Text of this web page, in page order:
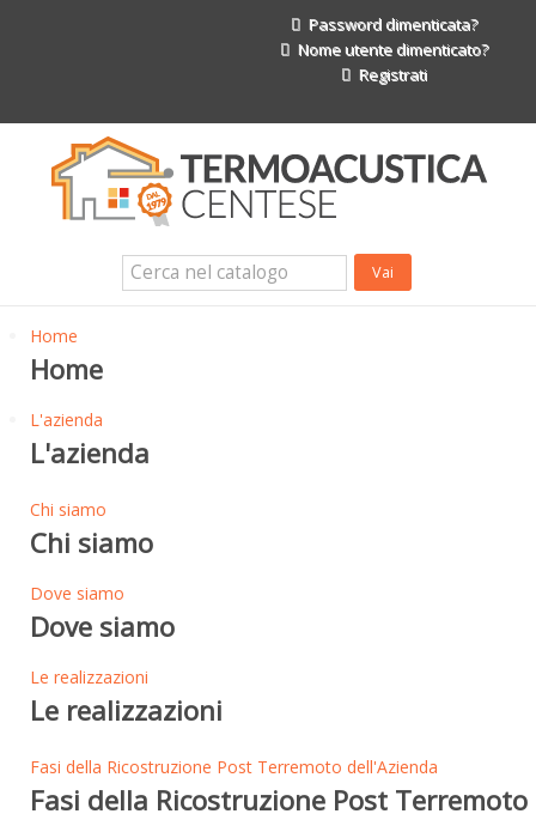
Password dimenticata?
Nome utente dimenticato?
Registrati
Impermeabilizzanti per l'edilizia
Isolanti Termici, cartongesso e sistemi a secco
Isolanti Acustici
Porte e Finestre
Home
Home
L'azienda
L'azienda
Chi siamo
Chi siamo
Dove siamo
Dove siamo
Le realizzazioni
Le realizzazioni
Fasi della Ricostruzione Post Terremoto dell'Azienda
Fasi della Ricostruzione Post Terremoto